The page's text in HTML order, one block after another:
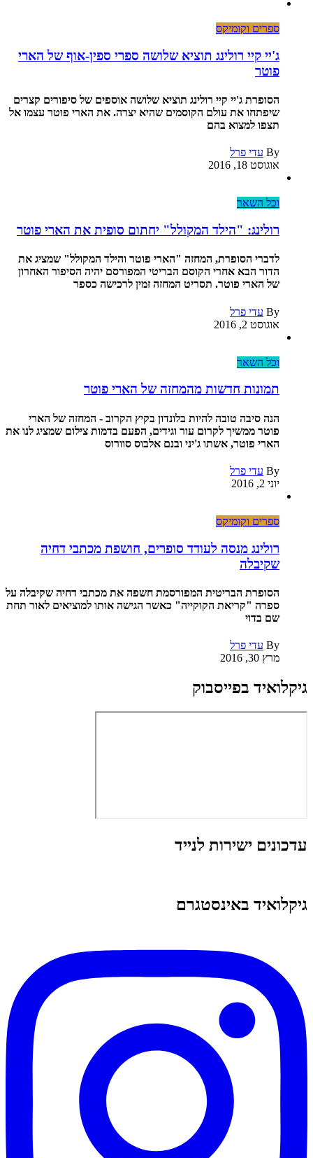
ספרים וקומיקס
ג'יי קיי רולינג תוציא שלושה ספרי ספין-אוף של הארי
פוטר
הסופרת ג'יי קיי רולינג תוציא שלושה אוספים של סיפורים קצרים
שיפתחו את עולם הקוסמים שהיא יצרה. את הארי פוטר עצמו אל
תצפו למצוא בהם
By עדי פרל
אוגוסט 18, 2016
וכל השאר
רולינג: "הילד המקולל" יחתום סופית את הארי פוטר
לדברי הסופרת, המחזה "הארי פוטר והילד המקולל" שמציג את
הדור הבא אחרי הקוסם הבריטי המפורסם יהיה הסיפור האחרון
של הארי פוטר. תסריט המחזה זמין לרכישה כספר
By עדי פרל
אוגוסט 2, 2016
וכל השאר
תמונות חדשות מהמחזה של הארי פוטר
הנה סיבה טובה להיות בלונדון בקיץ הקרוב - המחזה של הארי
פוטר ממשיך לקרום עור וגידים, הפעם בדמות צילום שמציג לנו את
הארי פוטר, אשתו ג'יני ובנם אלבוס סוורוס
By עדי פרל
יוני 2, 2016
ספרים וקומיקס
רולינג מנסה לעודד סופרים, חושפת מכתבי דחיה
שקיבלה
הסופרת הבריטית המפורסמת חשפה את מכתבי דחיה שקיבלה על
ספרה "קריאת הקוקייה" כאשר הגישה אותו למוציאים לאור תחת
שם בדוי
By עדי פרל
מרץ 30, 2016
גיקלואיד בפייסבוק
עדכונים ישירות לנייד
גיקלואיד באינסטגרם